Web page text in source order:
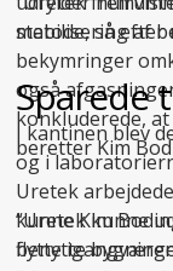
stabilisering af
metode, så
bekymringer
også
konkluderede,
beretter Kim
Sparede
I kantinen blev
og i
Uretek
kunne Kim
benytte
“Uretek kunne
flytte